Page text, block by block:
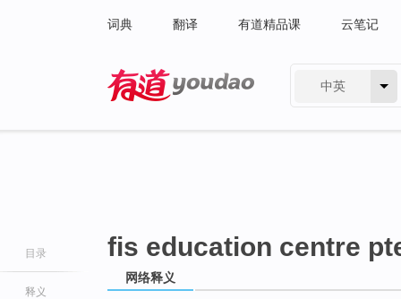
词典 翻译 有道精品课 云笔记
中英
目录
释义
fis education centre
网络释义